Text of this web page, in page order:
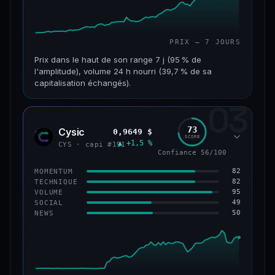
PRIX — 7 JOURS
Prix dans le haut de son range 7 j (95 % de
l'amplitude), volume 24 h nourri (39,7 % de sa
capitalisation échangés).
CAP. MARCHÉ VOLUME 24 H
VAR. 7 J VAR. 30 J
+203,1 %
VS ATH
−86,3 % #235
CONFIANCE 67/100
03
CYS Cysic
CYS · capi #191
0,9649 $
▲ +1,5 %
73
SCORE
Confiance 56/100
MOMENTUM 82
TECHNIQUE 82
VOLUME 95
SOCIAL 49
NEWS 50